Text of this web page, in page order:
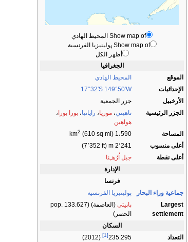
Show map of المحيط الهادي
Show map of پولينيزيا الفرنسية
أظهر الكل
الجغرافيا
الموقع
المحيط الهادي
الإحداثيات
17°32′S 149°50′W
الأرخبيل
جزر الجمعية
الجزر الرئيسية
تاهيتي، موريا، راياتيا، بورا بورا ،
هواهين
المساحة
1،590 km 2 (610 sq mi)
أعلى منسوب
2٬241 m (7٬352 ft)
أعلى نقطة
جبل اُرُهـِنا
الإدارة
فرنسا
جماعية وراء البحار
پولينيزيا الفرنسية
Largest
settlement
پاپيتى
(العاصمة) (pop. 133.627
الحضر)
السكان
التعداد
235.295
[1]
(2012)